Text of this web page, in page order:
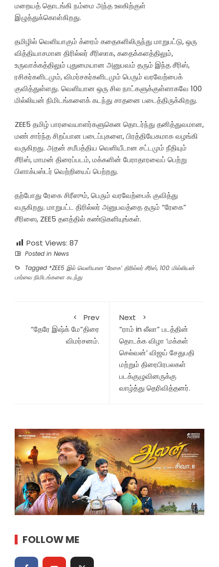
மறையத் தொடங்கி நம்மை அந்த உலகிற்குள்
இழுத்துக்கொள்கிறது.
தமிழில் வெளியாகும் க்ரைம் கதைகளிலிருந்து மாறுபட்டு, ஒரு
வித்தியாசமான திரில்லர் சீரிஸாக, கதைக்களத்திலும்,
உருவாக்கத்திலும் புதுமையான அனுபவம் தரும் இந்த சீரிஸ்,
ரசிகர்களிடமும், விமர்சகர்களிடமும் பெரும் வரவேற்பைக்
குவித்துள்ளது. வெளியான ஒரு சில நாட்களுக்குள்ளாகவே 100
மில்லியன் நிமிடங்களைக் கடந்து சாதனை படைத்திருக்கிறது.
ZEE5 தமிழ் பாரவையாளர்களுகென தொடர்ந்து தனித்துவமான,
மண் சார்ந்த சிறப்பான படைப்புகளை, பிரத்தியேகமாக வழங்கி
வருகிறது. அதன் சமீபத்திய வெளியீடான சட்டமும் நீதியும்
சீரிஸ், மாமன் திரைப்படம், மக்களின் பேராதாரவைப் பெற்று
பிளாக்பஸ்டர் வெற்றியைப் பெற்றது.
தற்போது ரேகை சிரீஸும், பெரும் வரவேற்பைக் குவித்து
வருகிறது. மாறுபட்ட திரில்லர் அனுபவத்தை தரும் “ரேகை”
சீரிஸை, ZEE5 தளத்தில் கண்டுகளியுங்கள்.
Post Views: 87
Posted in News
Tagged *ZEE5 இல் வெளியான ‘ரேகை’ திரில்லர் சீரிஸ், 100 மில்லியன்
பார்வை நிமிடங்களை கடந்து
Prev
“தேரே இஷ்க் மே”திரை
விமர்சனம்.
Next
”ராம் in லீலா” படத்தின்
தொடக்க விழா ‘மக்கள்
செல்வன்’ விஜய் சேதுபதி
மற்றும் திரைபிரபலகள்
படக்குழுவினருக்கு
வாழ்த்து தெரிவித்தனர்.
FOLLOW ME